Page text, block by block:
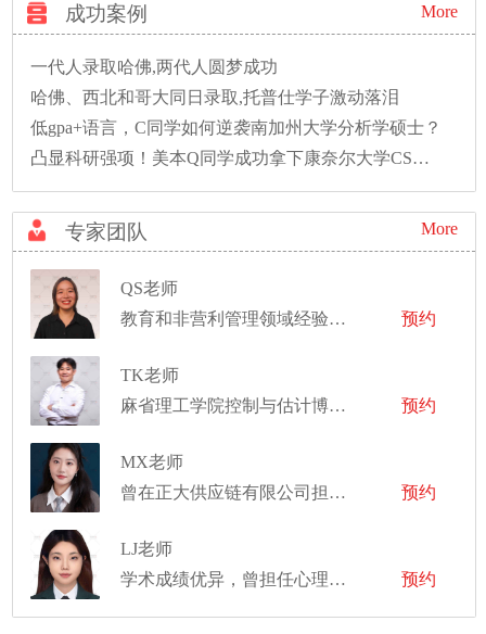
成功案例 More
一代人录取哈佛,两代人圆梦成功
哈佛、西北和哥大同日录取,托普仕学子激动落泪
低gpa+语言，C同学如何逆袭南加州大学分析学硕士？
凸显科研强项！美本Q同学成功拿下康奈尔大学CS硕士录取！
专家团队 More
QS老师
教育和非营利管理领域经验丰富
预约
TK老师
麻省理工学院控制与估计博士、明尼苏达大学航空工程与力学学士
预约
MX老师
曾在正大供应链有限公司担任全国战略规划经理
预约
LJ老师
学术成绩优异，曾担任心理社团社长
预约